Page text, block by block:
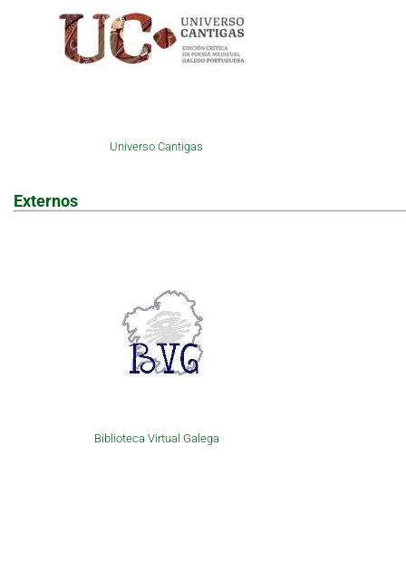
Universo Cantigas
Externos
Biblioteca Virtual Galega